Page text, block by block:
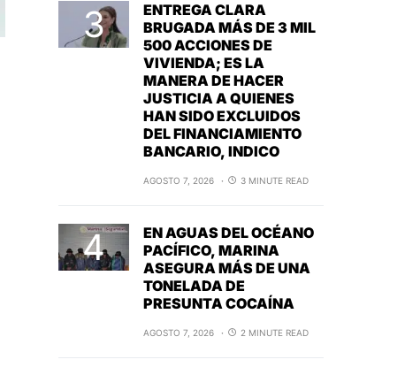
ENTREGA CLARA
BRUGADA MÁS DE 3 MIL
500 ACCIONES DE
VIVIENDA; ES LA
MANERA DE HACER
JUSTICIA A QUIENES
HAN SIDO EXCLUIDOS
DEL FINANCIAMIENTO
BANCARIO, INDICO
AGOSTO 7, 2026 3 MINUTE READ
EN AGUAS DEL OCÉANO
PACÍFICO, MARINA
ASEGURA MÁS DE UNA
TONELADA DE
PRESUNTA COCAÍNA
AGOSTO 7, 2026 2 MINUTE READ